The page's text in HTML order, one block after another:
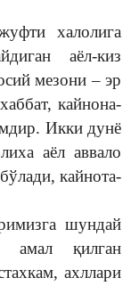
халолига
аёл-киз
мезони – эр
кайнона-
Икки дунё
аёл аввало
кайнота-
шундай
амал қилган
ахллари